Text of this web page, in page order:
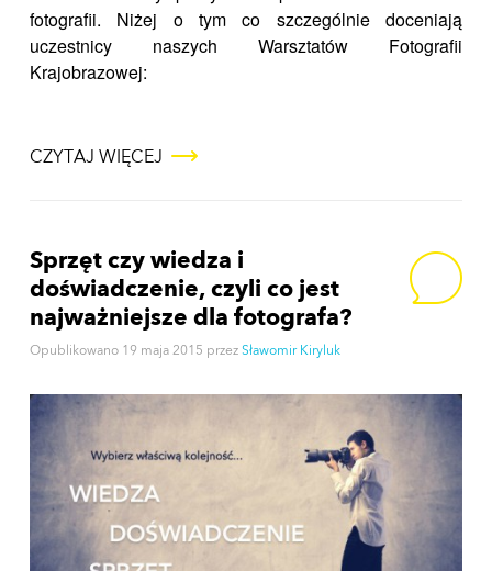
fotografii. Niżej o tym co szczególnie doceniają
uczestnicy naszych Warsztatów Fotografii
Krajobrazowej:
CZYTAJ WIĘCEJ
Sprzęt czy wiedza i
doświadczenie, czyli co jest
najważniejsze dla fotografa?
Opublikowano 19 maja 2015 przez Sławomir Kiryluk